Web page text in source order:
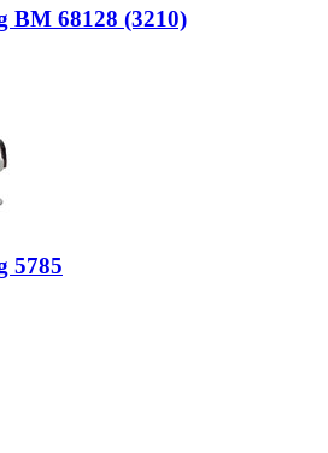
BM 68128 (3210)
5785